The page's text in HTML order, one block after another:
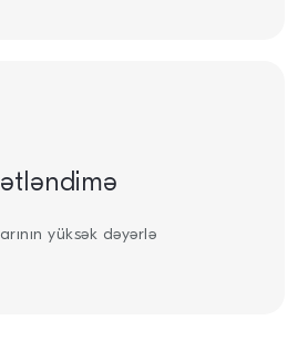
yüksək dəyərlə